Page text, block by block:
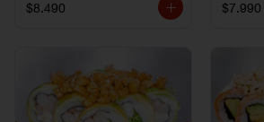
$8.490 $7.990